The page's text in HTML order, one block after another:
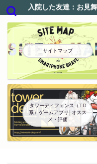
入院した友達：お見
サイトマップ
タワーディフェンス（TD
系）ゲームアプリ│オスス
メ・評価